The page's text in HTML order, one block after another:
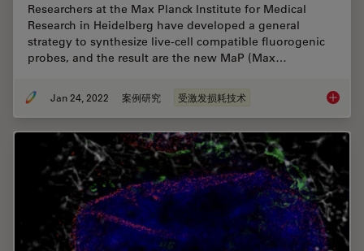
Researchers at the Max Planck Institute for Medical
Research in Heidelberg have developed a general
strategy to synthesize live-cell compatible fluorogenic
probes, and the result are the new MaP (Max…
Jan 24, 2022 案例研究 受激发损耗技术 A